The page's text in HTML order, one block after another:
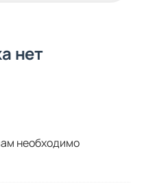
нет
необходимо